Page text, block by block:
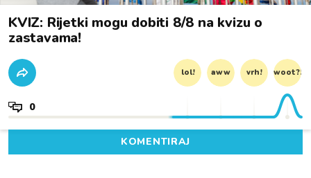
KVIZ: Rijetki mogu dobiti 8/8 na kvizu o
zastavama!
lol! aww vrh! woot?!
0
KOMENTIRAJ